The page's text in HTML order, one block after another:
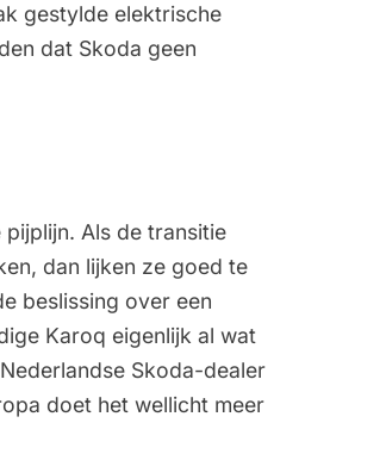
gestylde elektrische
dat Skoda geen
pijplijn. Als de transitie
dan lijken ze goed te
beslissing over een
Karoq eigenlijk al wat
Skoda-dealer
doet het wellicht meer